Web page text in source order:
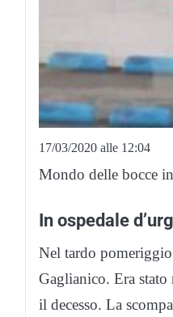
17/03/2020 alle 12:04
Mondo delle bocce
In ospedale
Nel tardo
Gaglianico. Era stato
il decesso. La